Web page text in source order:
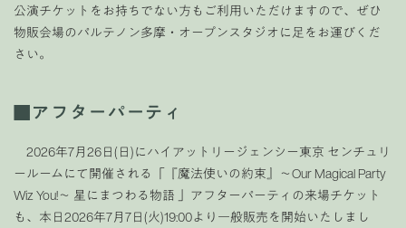
公演チケットをお持ちでない方もご利用いただけますので、ぜひ
物販会場のパルテノン多摩・オープンスタジオに足をお運びくだ
さい。
■アフターパーティ
2026年7月26日(日)にハイアットリージェンシー東京 センチュリ
ールームにて開催される「『魔法使いの約束』～Our Magical Party
Wiz You!～ 星にまつわる物語 」アフターパーティの来場チケット
も、本日2026年7月7日(火)19:00より一般販売を開始いたしまし